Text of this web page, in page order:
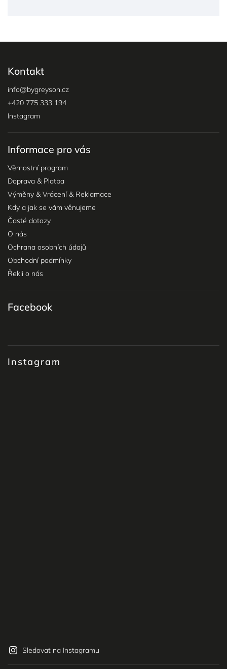
Kontakt
info@bygreyson.cz
+420 775 333 194
Instagram
Informace pro vás
Věrnostní program
Doprava & Platba
Výměny & Vrácení & Reklamace
Kdy a jak se vám věnujeme
Časté dotazy
O nás
Ochrana osobních údajů
Obchodní podmínky
Řekli o nás
Instagram
Sledovat na Instagramu
Facebook